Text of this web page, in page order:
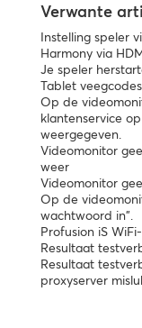
Verwante
Instelling speler
Harmony via
Je speler
Tablet veegcodes
Op de
klantenservice
weergegeven.
Videomonitor
weer
Videomonitor
Op de
wachtwoord in".
Profusion iS
Resultaat
Resultaat
proxyserver